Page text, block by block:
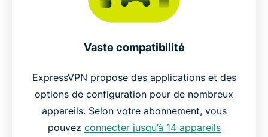
Vaste compatibilité
ExpressVPN propose des applications et des
options de configuration pour de nombreux
appareils. Selon votre abonnement, vous
pouvez connecter jusqu’à 14 appareils